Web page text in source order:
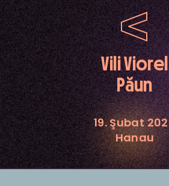
Vili Viorel
Păun
19. Şubat
Hanau